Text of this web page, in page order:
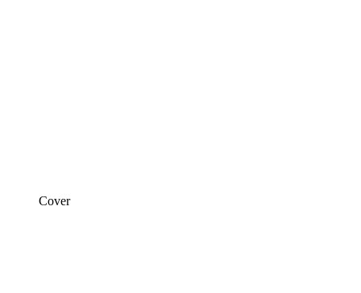
Cover